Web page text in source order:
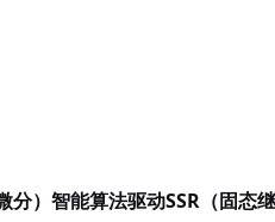
分）智能算法驱动SSR（固态继